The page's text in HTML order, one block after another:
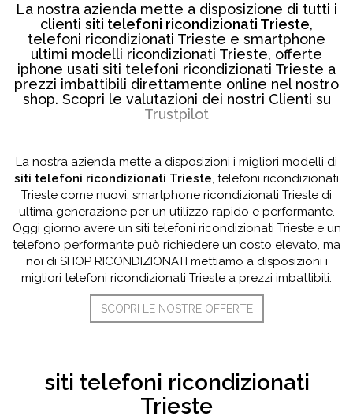
La nostra azienda mette a disposizione di tutti i
clienti siti telefoni ricondizionati Trieste,
telefoni ricondizionati Trieste e smartphone
ultimi modelli ricondizionati Trieste, offerte
iphone usati siti telefoni ricondizionati Trieste a
prezzi imbattibili direttamente online nel nostro
shop. Scopri le valutazioni dei nostri Clienti su
Trustpilot
La nostra azienda mette a disposizioni i migliori modelli di
siti telefoni ricondizionati Trieste, telefoni ricondizionati
Trieste come nuovi, smartphone ricondizionati Trieste di
ultima generazione per un utilizzo rapido e performante.
Oggi giorno avere un siti telefoni ricondizionati Trieste e un
telefono performante può richiedere un costo elevato, ma
noi di SHOP RICONDIZIONATI mettiamo a disposizioni i
migliori telefoni ricondizionati Trieste a prezzi imbattibili.
SCOPRI LE NOSTRE OFFERTE
siti telefoni ricondizionati
Trieste